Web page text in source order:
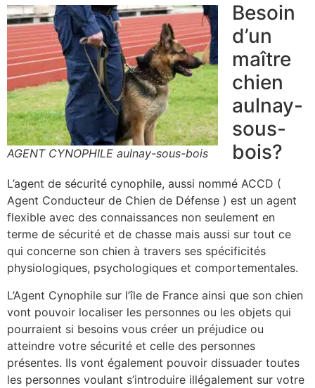
AGENT CYNOPHILE aulnay-sous-bois
Besoin
d’un
maître
chien
aulnay-
sous-
bois?
L’agent de sécurité cynophile, aussi nommé ACCD (
Agent Conducteur de Chien de Défense ) est un agent
flexible avec des connaissances non seulement en
terme de sécurité et de chasse mais aussi sur tout ce
qui concerne son chien à travers ses spécificités
physiologiques, psychologiques et comportementales.
L’Agent Cynophile sur l’île de France ainsi que son chien
vont pouvoir localiser les personnes ou les objets qui
pourraient si besoins vous créer un préjudice ou
atteindre votre sécurité et celle des personnes
présentes. Ils vont également pouvoir dissuader toutes
les personnes voulant s’introduire illégalement sur votre